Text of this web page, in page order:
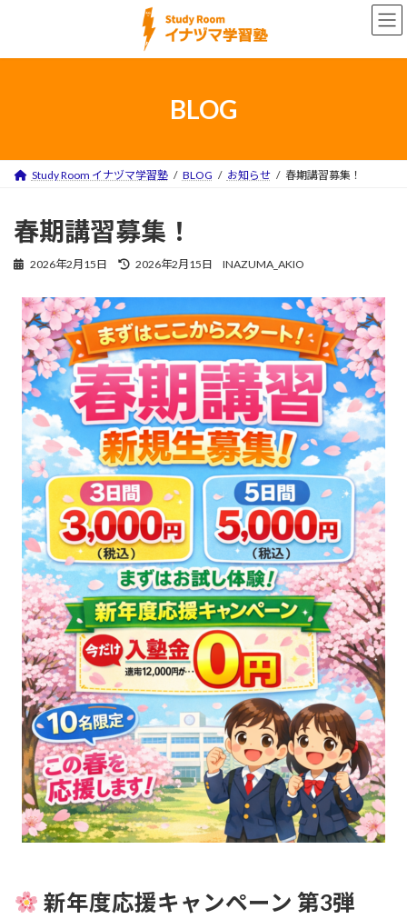
ン
ー
BLOG
Study Room イナヅマ学習塾 BLOG お知らせ 春期講習募集！
春期講習募集！
2026年2月15日
最
更
新
日
時
:
2026年2月15日 INAZUMA_AKIO
新年度応援キャンペーン 第3弾